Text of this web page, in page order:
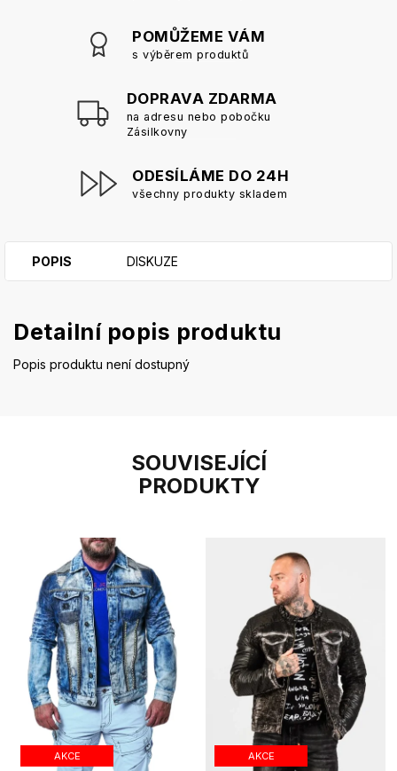
POMŮŽEME VÁM
s výběrem produktů
DOPRAVA ZDARMA
na adresu nebo pobočku
Zásilkovny
ODESÍLÁME DO 24H
všechny produkty skladem
SOUVISEJÍCÍ
PRODUKTY
AKCE AKCE
POPIS DISKUZE
Detailní popis produktu
Popis produktu není dostupný